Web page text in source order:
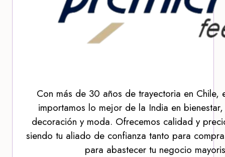
Con más de 30 años de trayectoria en Chile,
importamos lo mejor de la India en
decoración y moda. Ofrecemos calidad y
siendo tu aliado de confianza tanto para
para abastecer tu negocio